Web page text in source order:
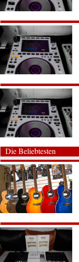
Die Beliebtesten